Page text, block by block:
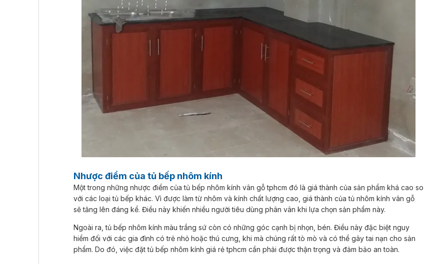
Nhược điểm của tủ bếp nhôm kính
Một trong những nhược điểm của tủ bếp nhôm kính vân gỗ tphcm đó là giá thành của sản phẩm khá cao so
với các loại tủ bếp khác. Vì được làm từ nhôm và kính chất lượng cao, giá thành của tủ nhôm kính vân gỗ
sẽ tăng lên đáng kể. Điều này khiến nhiều người tiêu dùng phân vân khi lựa chọn sản phẩm này.
Ngoài ra, tủ bếp nhôm kính màu trắng sứ còn có những góc cạnh bị nhọn, bén. Điều này đặc biệt nguy
hiểm đối với các gia đình có trẻ nhỏ hoặc thú cưng, khi mà chúng rất tò mò và có thể gây tai nạn cho sản
phẩm. Do đó, việc đặt tủ bếp nhôm kính giá rẻ tphcm cần phải được thận trọng và đảm bảo an toàn.